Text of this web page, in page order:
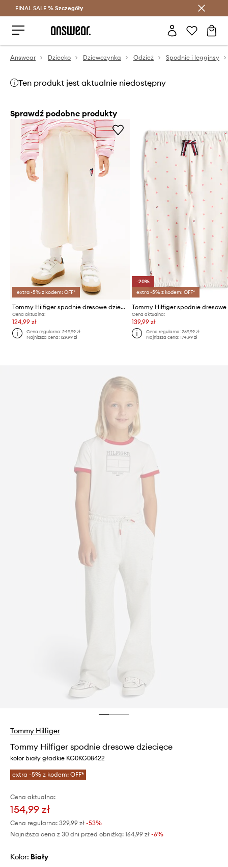
Oszczędzaj z Answear Club >
FINAL SALE % Szczegóły
Answear Dziecko Dziewczynka Odzież Spodnie i legginsy
Ten produkt jest aktualnie niedostępny
Sprawdź podobne produkty
extra -5% z kodem: OFF*
Tommy Hilfiger spodnie dresowe dziecięce bawełniane
Cena aktualna:
124,99 zł
Cena regularna:249,99 zł
Najniższa cena:129,99 zł
-20%
extra -5% z kodem: OFF*
Cena aktualna:
139,99 zł
Cena regularna: 269,99 zł
Najniższa cena: 174,99 zł
Tommy Hilfiger
Tommy Hilfiger spodnie dresowe dziecięce
kolor biały gładkie KG0KG08422
extra -5% z kodem: OFF*
Cena aktualna:
154,99 zł
Cena regularna: 329,99 zł -53%
Najniższa cena z 30 dni przed obniżką: 164,99 zł -6%
Kolor: biały